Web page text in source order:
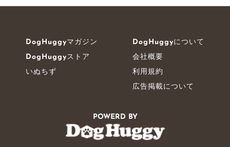
POWERD BY
DogHuggyマガジン
DogHuggyストア
いぬちず
DogHuggyについて
会社概要
利用規約
広告掲載について